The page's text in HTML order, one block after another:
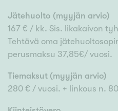
Jätehuolto (myyjän arvio)
167 € / kk. Sis. likakaivon
Tehtävä oma
perusmaksu 37,85€/ vuosi.
Tiemaksut (myyjän arvio)
280 € / vuosi. + linkous n.